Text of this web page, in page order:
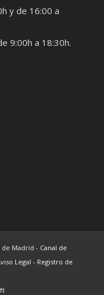
y de 16:00 a
9:00h a 18:30h.
de Madrid - Canal de
Legal - Registro de